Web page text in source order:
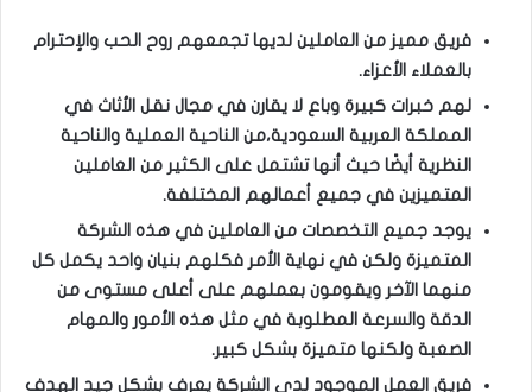
فريق مميز من العاملين لديها تجمعهم روح الحب والإحترام
بالعملاء الأعزاء.
لهم خبرات كبيرة وباع لا يقارن في مجال نقل الأثاث في
المملكة العربية السعودية،من الناحية العملية والناحية
النظرية أيضًا حيث أنها تشتمل على الكثير من العاملين
المتميزين في جميع أعمالهم المختلفة.
يوجد جميع التخصصات من العاملين في هذه الشركة
المتميزة ولكن في نهاية الأمر فكلهم بنيان واحد يكمل كل
منهما الآخر ويقومون بعملهم على أعلى مستوى من
الدقة والسرعة المطلوبة في مثل هذه الأمور والمهام
الصعبة ولكنها متميزة بشكل كبير.
فريق العمل الموجود لدى الشركة يعرف بشكل جيد الهدف